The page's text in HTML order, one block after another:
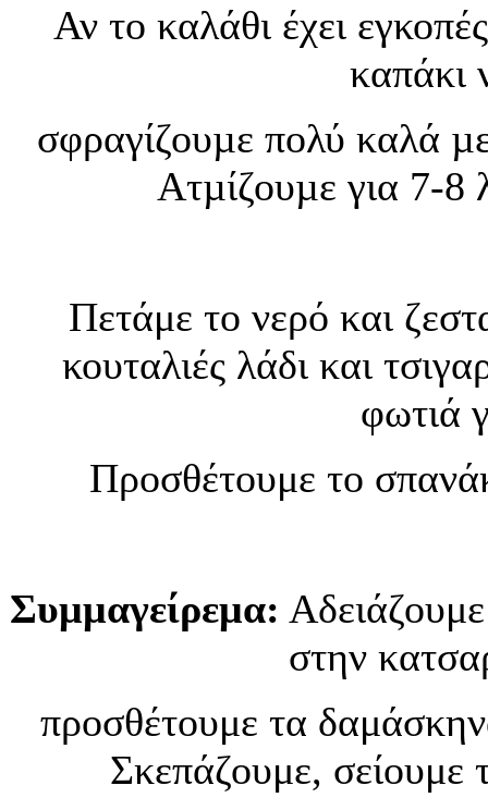
Αν το καλάθι έχει
καπάκι
σφραγίζουµε πολύ καλά
Ατµίζουµε για 7-8
Πετάμε το νερό και
κουταλιές λάδι και
φωτιά
Προσθέτουμε το
Συμμαγείρεμα:
στην
προσθέτουμε τα
Σκεπάζουμε,